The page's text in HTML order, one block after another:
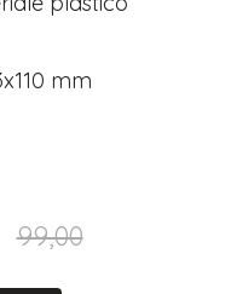
mm
99,00